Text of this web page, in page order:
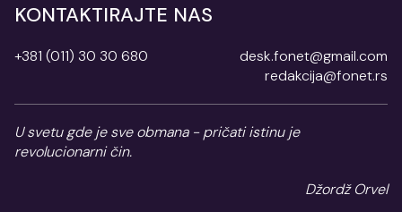
KONTAKTIRAJTE NAS
+381 (011) 30 30 680
desk.fonet@gmail.com
redakcija@fonet.rs
U svetu gde je sve obmana - pričati istinu je
revolucionarni čin.
Džordž Orvel